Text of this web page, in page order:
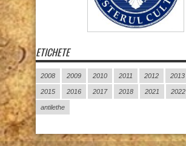
ETICHETE
2008 2009 2010 2011 2012 2013
2015 2016 2017 2018 2021 2022
antilethe